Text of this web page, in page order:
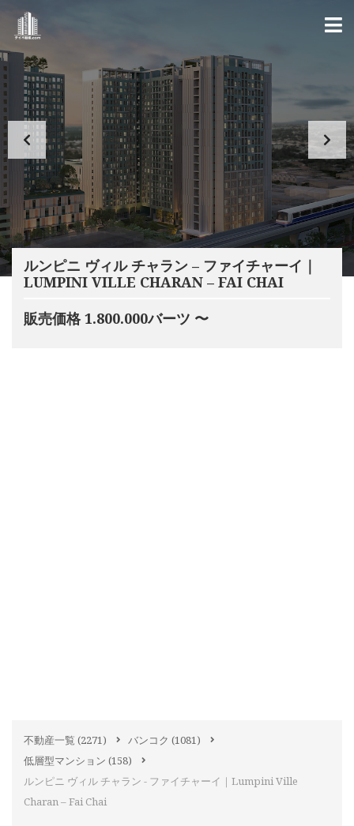
ルンピニ ヴィル チャラン – ファイチャーイ｜
LUMPINI VILLE CHARAN – FAI CHAI
販売価格 1.800.000バーツ 〜
不動産一覧 (2271) バンコク (1081)
低層型マンション (158)
ルンピニ ヴィル チャラン - ファイチャーイ｜Lumpini Ville
Charan – Fai Chai